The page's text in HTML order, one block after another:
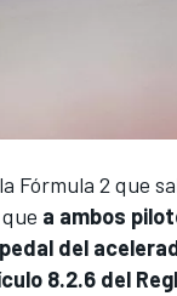
Fórmula 2 que
a ambos
del
8.2.6 del